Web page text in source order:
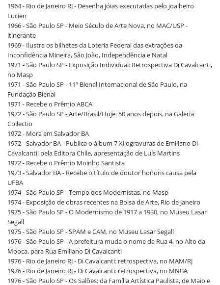
1964 - Rio de Janeiro RJ - Desenha jóias executadas pelo joalheiro
Lucien
1966 - São Paulo SP - Meio Século de Arte Nova, no MAC/USP -
itinerante
1969 - Ilustra os bilhetes da Loteria Federal das extrações da
Inconfidência Mineira, São João, Independência e Natal
1971 - São Paulo SP - Exposição Individual: Retrospectiva Di Cavalcanti,
no Masp
1971 - São Paulo SP - 11ª Bienal Internacional de São Paulo, na
Fundação Bienal
1971 - Recebe o Prêmio ABCA
1972 - São Paulo SP - Arte/Brasil/Hoje: 50 anos depois, na Galeria
Collectio
1972 - Mora em Salvador BA
1972 - Salvador BA - Publica o álbum 7 Xilogravuras de Emiliano Di
Cavalcanti, pela Editora Chile, apresentação de Luís Martins
1972 - Recebe o Prêmio Moinho Santista
1973 - Salvador BA - Recebe o título de doutor honoris causa pela
UFBA
1974 - São Paulo SP - Tempo dos Modernistas, no Masp
1974 - Exposição de obras recentes na Bolsa de Arte, Rio de Janeiro
1975 - São Paulo SP - O Modernismo de 1917 a 1930, no Museu Lasar
Segall
1975 - São Paulo SP - SPAM e CAM, no Museu Lasar Segall
1976 - São Paulo SP - A prefeitura muda o nome da Rua 4, no Alto da
Mooca, para Rua Emiliano Di Cavalcanti
1976 - Rio de Janeiro RJ - Di Cavalcanti: retrospectiva, no MAM/RJ
1976 - Rio de Janeiro RJ - Di Cavalcanti: retrospectiva, no MNBA
1976 - São Paulo SP - Os Salões: da Família Artística Paulista, de Maio e